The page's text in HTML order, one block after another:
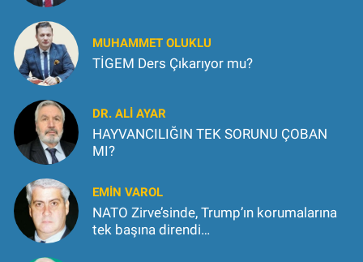
MUHAMMET OLUKLU
TİGEM Ders Çıkarıyor mu?
DR. ALİ AYAR
HAYVANCILIĞIN TEK SORUNU ÇOBAN
MI?
EMİN VAROL
NATO Zirve’sinde, Trump’ın korumalarına
tek başına direndi…